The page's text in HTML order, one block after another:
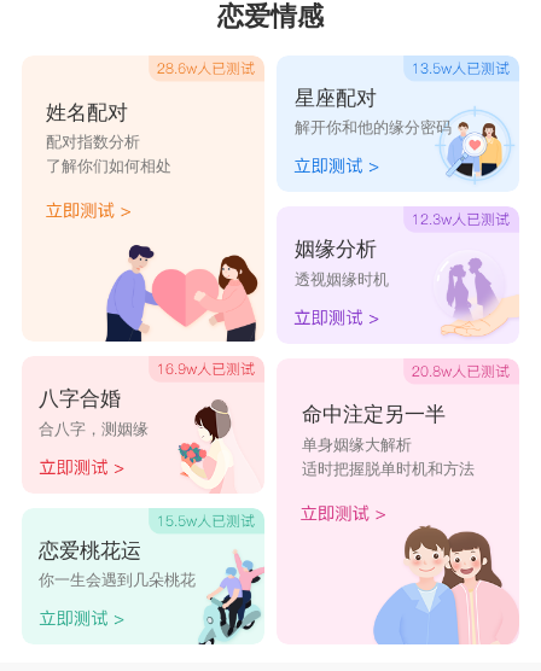
恋爱情感
姓名配对
配对指数分析
了解你们如何相处
八字合婚
合八字，测姻缘
恋爱桃花运
你一生会遇到几朵桃花
星座配对
解开你和他的缘分密码
姻缘分析
透视姻缘时机
命中注定另一半
单身姻缘大解析
适时把握脱单时机和方法